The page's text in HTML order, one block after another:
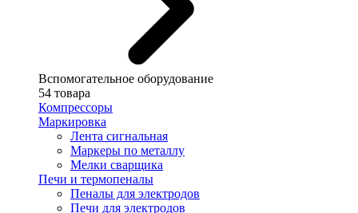
Вспомогательное оборудование
54 товара
Компрессоры
Маркировка
Лента сигнальная
Маркеры по металлу
Мелки сварщика
Печи и термопеналы
Пеналы для электродов
Печи для электродов